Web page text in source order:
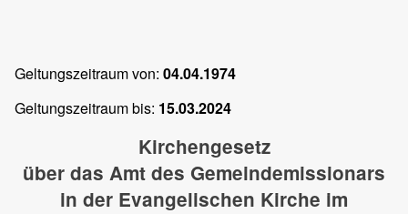
Geltungszeitraum von: 04.04.1974
Geltungszeitraum bis: 15.03.2024
Kirchengesetz
über das Amt des Gemeindemissionars
in der Evangelischen Kirche im